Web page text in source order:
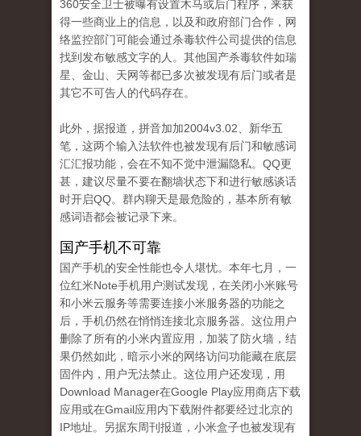
360安全卫士被曝有设置木马或后门程序，来获
得一些商业上的信息，以及和政府部门合作，网
络监控部门可能会通过杀毒软件公司提供的信息
找到发布敏感文字的人。其他国产杀毒软件如瑞
星、金山、天网等都已多次被发现有后门或者是
其它不可告人的代码存在。
此外，据报道，拼音加加2004v3.02、新华五
笔，这两个输入法软件也被发现有后门和敏感词
汇汇报功能，会在不知不觉中泄漏隐私。QQ更
甚，建议尽量不要在翻墙状态下和进行敏感谈话
时开启QQ。群内聊天是最危险的，基本所有敏
感词语都会被记录下来。
国产手机不可靠
国产手机的安全性能也令人堪忧。本年七月，一
位红米Note手机用户测试发现，在关闭小米账号
和小米云服务等需要连接小米服务器的功能之
后，手机仍然在悄悄连接北京服务器。这位用户
删除了所有的小米内置应用，加装了防火墙，结
果仍然如此，暗示小米的网络访问功能藏在底层
固件内，用户无法禁止。这位用户还发现，用
Download Manager在Google Play应用商店下载
应用或在Gmail应用内下载附件都要经过北京的
IP地址。另据东周刊报道，小米盒子也被发现有